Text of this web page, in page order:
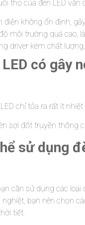
thọ của đèn LED
điện không ổn định,
môi trường quá cao,
driver kém chất
có gây
chỉ tỏa ra rất ít
sợi đốt truyền thống
sử dụng
cần sử dụng các
bạn nên chọn
tiết.